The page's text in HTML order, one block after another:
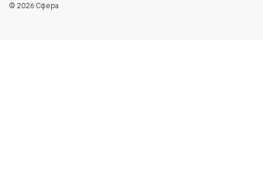
© 2026 Сфера